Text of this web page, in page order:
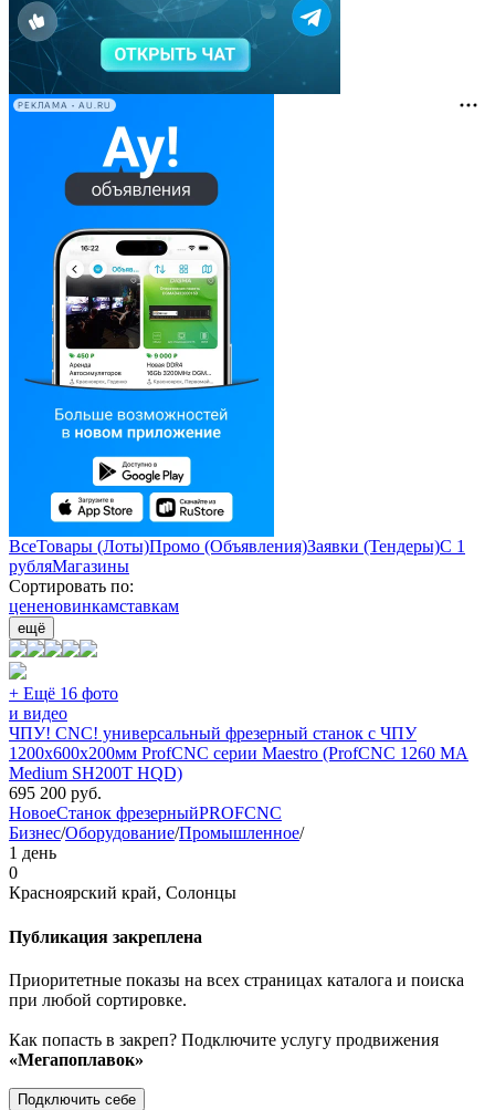
РЕКЛАМА • AU.RU
ВсеТовары (Лоты)Промо (Объявления)Заявки (Тендеры)С 1
рубляМагазины
Сортировать по:
цененовинкамставкам
ещё
+ Ещё 16 фото
и видео
ЧПУ! CNC! универсальный фрезерный станок с ЧПУ
1200х600х200мм ProfCNC серии Maestro (ProfCNC 1260 MA
Medium SH200T HQD)
695 200 руб.
НовоеСтанок фрезерныйPROFCNC
Бизнес/Оборудование/Промышленное/
1 день
0
Красноярский край, Солонцы
Публикация закреплена
Приоритетные показы на всех страницах каталога и поиска
при любой сортировке.
Как попасть в закреп? Подключите услугу продвижения
«Мегапоплавок»
Подключить себе